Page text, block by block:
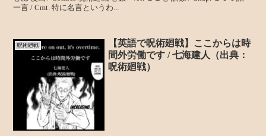
一言 / Cmt. 特に名言というわ...
呪術廻戦
【英語で呪術廻戦】ここからは時
間外労働です / 七海建人（出典：
呪術廻戦）